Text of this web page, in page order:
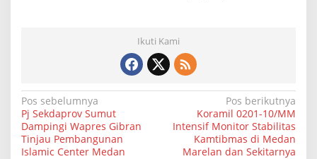
Ikuti Kami
N
a
v
Pos sebelumnya
Pj Sekdaprov Sumut
Dampingi Wapres Gibran
Tinjau Pembangunan
Islamic Center Medan
Pos berikutnya
Koramil 0201-10/MM
Intensif Monitor Stabilitas
Kamtibmas di Medan
Marelan dan Sekitarnya